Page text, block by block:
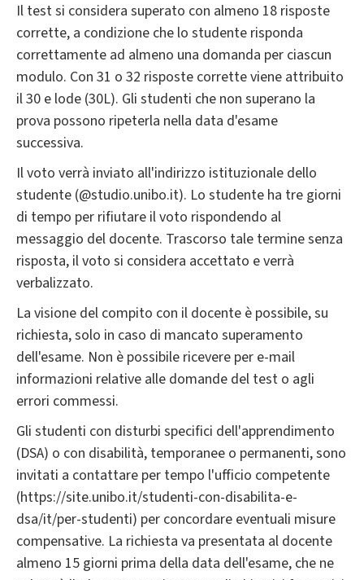
Il test si considera superato con almeno 18 risposte
corrette, a condizione che lo studente risponda
correttamente ad almeno una domanda per ciascun
modulo. Con 31 o 32 risposte corrette viene attribuito
il 30 e lode (30L). Gli studenti che non superano la
prova possono ripeterla nella data d'esame
successiva.
Il voto verrà inviato all'indirizzo istituzionale dello
studente (@studio.unibo.it). Lo studente ha tre giorni
di tempo per rifiutare il voto rispondendo al
messaggio del docente. Trascorso tale termine senza
risposta, il voto si considera accettato e verrà
verbalizzato.
La visione del compito con il docente è possibile, su
richiesta, solo in caso di mancato superamento
dell'esame. Non è possibile ricevere per e-mail
informazioni relative alle domande del test o agli
errori commessi.
Gli studenti con disturbi specifici dell'apprendimento
(DSA) o con disabilità, temporanee o permanenti, sono
invitati a contattare per tempo l'ufficio competente
(https://site.unibo.it/studenti-con-disabilita-e-
dsa/it/per-studenti) per concordare eventuali misure
compensative. La richiesta va presentata al docente
almeno 15 giorni prima della data dell'esame, che ne